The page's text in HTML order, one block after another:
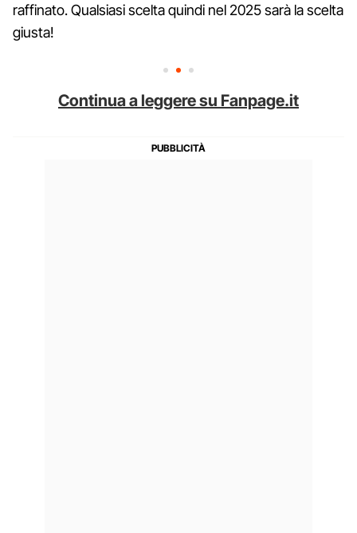
raffinato. Qualsiasi scelta quindi nel 2025 sarà la scelta
giusta!
Continua a leggere su Fanpage.it